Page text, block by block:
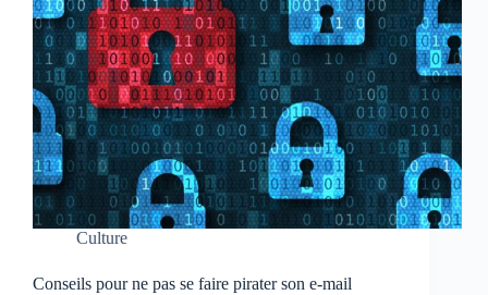
Culture
Conseils pour ne pas se faire pirater son e-mail